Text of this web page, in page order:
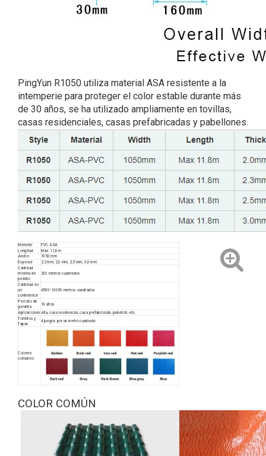
PingYun R1050 utiliza material ASA resistente a la
intemperie para proteger el color estable durante más
de 30 años, se ha utilizado ampliamente en tovillas,
casas residenciales, casas prefabricadas y pabellones.
Material
PVC ASA
Longitud
Máx. 11,8 m
Ancho
1050 mm
Espesor
2,2 mm, 2,3 mm, 2,5 mm, 3,0 mm
Cantidad
mínima de
pedido
200 metros cuadrados
Cantidad en
un
contenedor
4500-10000 metros cuadrados
Período de
garantía
10 años
Aplicaciones villa, casa residencial, casa prefabricada, pabellón, etc.
Tornillos y
Tapas
4 juegos por un metro cuadrado
Colores
comunes
COLOR COMÚN